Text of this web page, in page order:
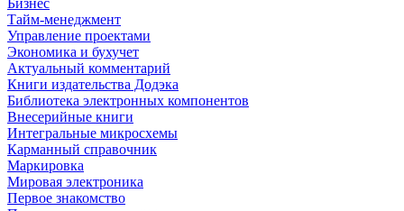
Бизнес
Тайм-менеджмент
Управление проектами
Экономика и бухучет
Актуальный комментарий
Книги издательства Додэка
Библиотека электронных компонентов
Внесерийные книги
Интегральные микросхемы
Карманный справочник
Маркировка
Мировая электроника
Первое знакомство